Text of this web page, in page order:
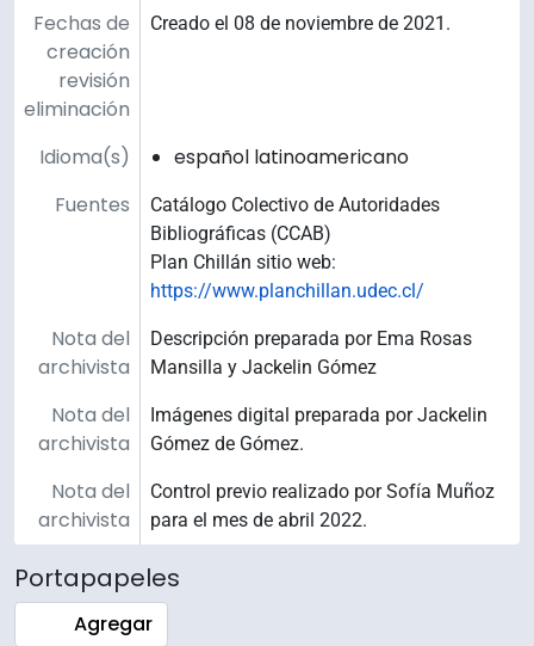
Fechas de
creación
revisión
eliminación
Creado el 08 de noviembre de 2021.
Idioma(s)
español latinoamericano
Fuentes
Catálogo Colectivo de Autoridades
Bibliográficas (CCAB)
Plan Chillán sitio web:
https://www.planchillan.udec.cl/
Nota del
archivista
Descripción preparada por Ema Rosas
Mansilla y Jackelin Gómez
Nota del
archivista
Imágenes digital preparada por Jackelin
Gómez de Gómez.
Nota del
archivista
Control previo realizado por Sofía Muñoz
para el mes de abril 2022.
Portapapeles
Agregar